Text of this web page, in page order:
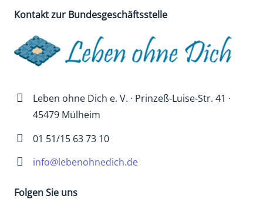
Kontakt zur Bundesgeschäftsstelle
Leben ohne Dich e. V. · Prinzeß-Luise-Str. 41 ·
45479 Mülheim
01 51/15 63 73 10
info@lebenohnedich.de
Folgen Sie uns